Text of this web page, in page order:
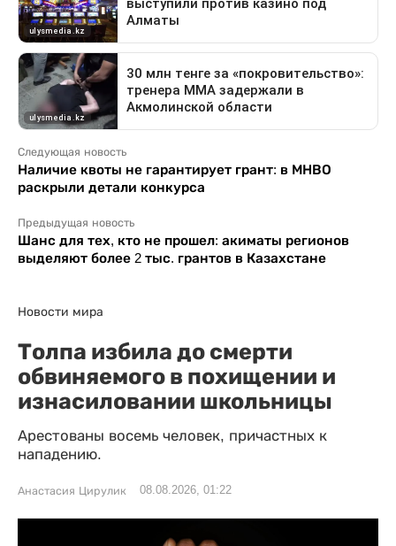
Следующая новость
Наличие квоты не гарантирует грант: в МНВО
раскрыли детали конкурса
Предыдущая новость
Шанс для тех, кто не прошел: акиматы регионов
выделяют более 2 тыс. грантов в Казахстане
Новости мира
Толпа избила до смерти
обвиняемого в похищении и
изнасиловании школьницы
Арестованы восемь человек, причастных к
нападению.
Анастасия Цирулик 08.08.2026, 01:22